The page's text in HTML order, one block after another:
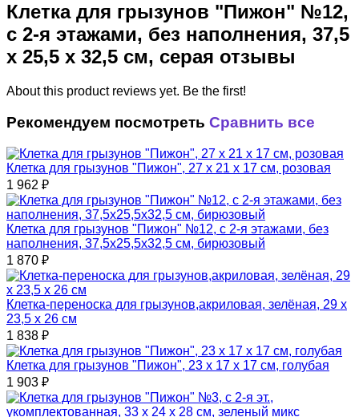
Клетка для грызунов "Пижон" №12,
с 2-я этажами, без наполнения, 37,5
х 25,5 х 32,5 см, серая отзывы
About this product reviews yet. Be the first!
Рекомендуем посмотреть Сравнить все
Клетка для грызунов "Пижон", 27 х 21 х 17 см, розовая
1 962 ₽
Клетка для грызунов "Пижон" №12, с 2-я этажами, без
наполнения, 37,5х25,5х32,5 см, бирюзовый
1 870 ₽
Клетка-переноска для грызунов,акриловая, зелёная, 29 х
23,5 х 26 см
1 838 ₽
Клетка для грызунов "Пижон", 23 х 17 х 17 см, голубая
1 903 ₽